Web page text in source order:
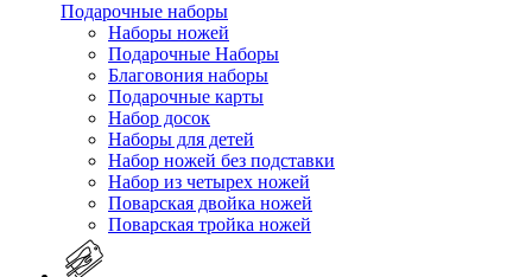
Подарочные наборы
Наборы ножей
Подарочные Наборы
Благовония наборы
Подарочные карты
Набор досок
Наборы для детей
Набор ножей без подставки
Набор из четырех ножей
Поварская двойка ножей
Поварская тройка ножей